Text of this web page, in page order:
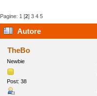
Pagine: 1 [2]3 4 5
Autore
TheBo
Newbie
Post: 38